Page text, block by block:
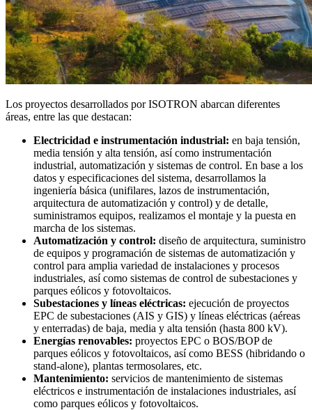
Los proyectos desarrollados por ISOTRON abarcan diferentes
áreas, entre las que destacan:
Electricidad e instrumentación industrial: en baja tensión,
media tensión y alta tensión, así como instrumentación
industrial, automatización y sistemas de control. En base a los
datos y especificaciones del sistema, desarrollamos la
ingeniería básica (unifilares, lazos de instrumentación,
arquitectura de automatización y control) y de detalle,
suministramos equipos, realizamos el montaje y la puesta en
marcha de los sistemas.
Automatización y control: diseño de arquitectura, suministro
de equipos y programación de sistemas de automatización y
control para amplia variedad de instalaciones y procesos
industriales, así como sistemas de control de subestaciones y
parques eólicos y fotovoltaicos.
Subestaciones y líneas eléctricas: ejecución de proyectos
EPC de subestaciones (AIS y GIS) y líneas eléctricas (aéreas
y enterradas) de baja, media y alta tensión (hasta 800 kV).
Energías renovables: proyectos EPC o BOS/BOP de
parques eólicos y fotovoltaicos, así como BESS (hibridando o
stand-alone), plantas termosolares, etc.
Mantenimiento: servicios de mantenimiento de sistemas
eléctricos e instrumentación de instalaciones industriales, así
como parques eólicos y fotovoltaicos.